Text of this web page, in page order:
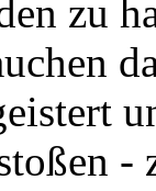
zu
-